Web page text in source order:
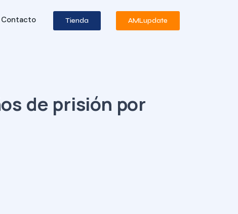
Contacto Tienda AMLupdate
de prisión por